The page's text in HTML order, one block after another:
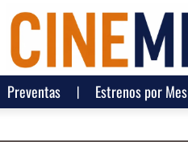
Preventas Estrenos por Mes